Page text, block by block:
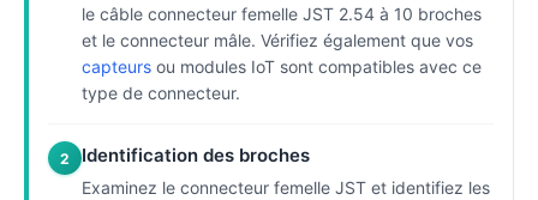
le câble connecteur femelle JST 2.54 à 10 broches
et le connecteur mâle. Vérifiez également que vos
capteurs ou modules IoT sont compatibles avec ce
type de connecteur.
2 Identification des broches
Examinez le connecteur femelle JST et identifiez les